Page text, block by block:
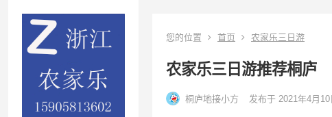
您的位置 首页 农家乐三日游
农家乐三日游推荐桐庐
桐庐地接小方 发布于 2021年4月10